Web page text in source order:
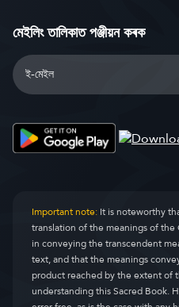
মেইলিং তালিকাত পঞ্জীয়ন কৰক
Important note:It is noteworthy
translation of the meanings of
in conveying the transcendent
text, and that the meanings
product reached by the extent of
understanding this Sacred Book.